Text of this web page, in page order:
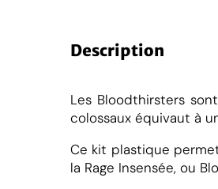
Description
Les Bloodthirsters
colossaux équivaut à
Ce kit plastique
la Rage Insensée, ou